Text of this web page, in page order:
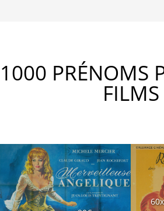
1000 PRÉNOMS
FILMS